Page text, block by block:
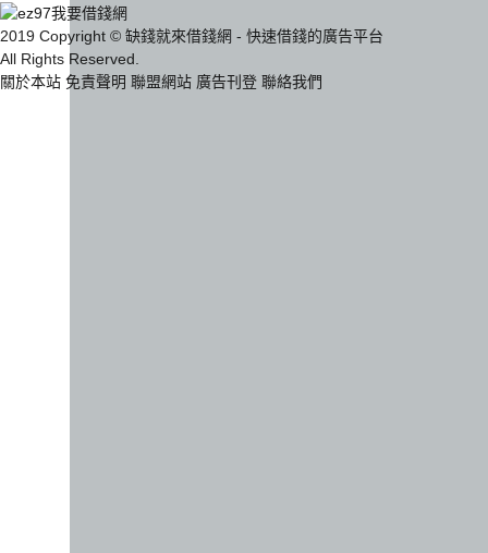
2019 Copyright © 缺錢就來借錢網 - 快速借錢的廣告平台
All Rights Reserved.
關於本站 免責聲明 聯盟網站 廣告刊登 聯絡我們